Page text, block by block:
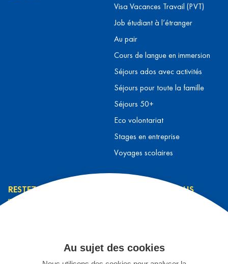
Visa Vacances Travail (PVT)
Job étudiant à l’étranger
Au pair
Cours de langue en immersion
Séjours ados avec activités
Séjours pour toute la famille
Séjours 50+
Eco volontariat
Stages en entreprise
Voyages scolaires
RESTEZ INFORMÉ
confidentialité *
CONTACTEZ-NOUS
S'inscrire à un séjour
Au sujet des cookies